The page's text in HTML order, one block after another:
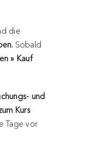
die
Sobald
» Kauf
und
Kurs
Tage vor